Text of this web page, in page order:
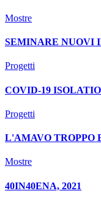
Mostre
SEMINARE NUOVI
Progetti
COVID-19
Progetti
L'AMAVO TROPPO
Mostre
40IN40ENA, 2021